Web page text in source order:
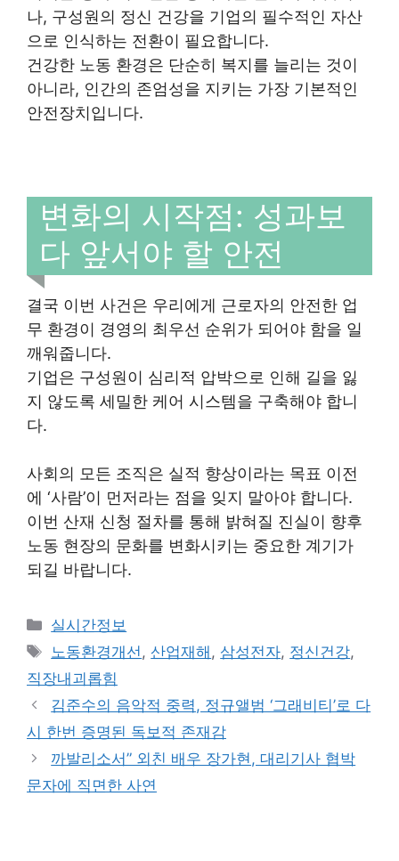
나, 구성원의 정신 건강을 기업의 필수적인 자산
으로 인식하는 전환이 필요합니다.
건강한 노동 환경은 단순히 복지를 늘리는 것이
아니라, 인간의 존엄성을 지키는 가장 기본적인
안전장치입니다.
변화의 시작점: 성과보
다 앞서야 할 안전
결국 이번 사건은 우리에게 근로자의 안전한 업
무 환경이 경영의 최우선 순위가 되어야 함을 일
깨워줍니다.
기업은 구성원이 심리적 압박으로 인해 길을 잃
지 않도록 세밀한 케어 시스템을 구축해야 합니
다.
사회의 모든 조직은 실적 향상이라는 목표 이전
에 ‘사람’이 먼저라는 점을 잊지 말아야 합니다.
이번 산재 신청 절차를 통해 밝혀질 진실이 향후
노동 현장의 문화를 변화시키는 중요한 계기가
되길 바랍니다.
Categories
실시간정보
Tags
노동환경개선 ,산업재해 , 삼성전자, 정신건강,
직장내괴롭힘
김준수의 음악적 중력, 정규앨범 ‘그래비티’로 다
시 한번 증명된 독보적 존재감
까발리소서” 외친 배우 장가현, 대리기사 협박
문자에 직면한 사연